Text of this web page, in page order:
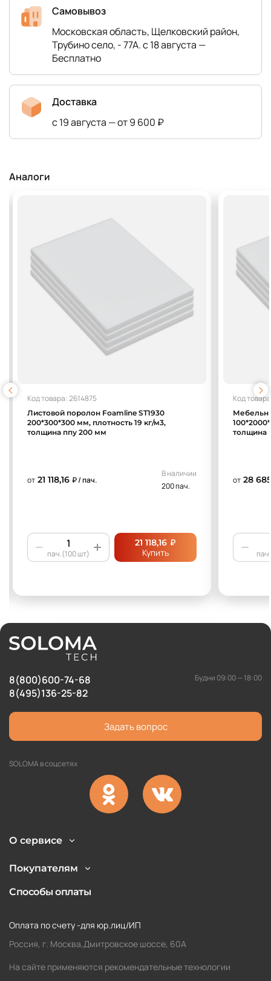
Самовывоз
Московская область, Щелковский район,
Трубино село, - 77А. с 18 августа —
Бесплатно
Доставка
с 19 августа — от 9 600 ₽
Аналоги
Код товара: 2614875
Листовой поролон Foamline ST1930
200*300*300 мм, плотность 19 кг/м3,
толщина ппу 200 мм
от 21 118,16 ₽ / пач.
В наличии
200 пач.
пач.(100 шт)
21 118,16 ₽
Купить
Код
толщина
от 28
8(800)600-74-68
8(495)136-25-82
Будни 09:00 — 18:00
Задать вопрос
SOLOMA в соцсетях
О сервисе
Покупателям
Способы оплаты
Оплата по счету -для юр.лиц/ИП
Россия, г. Москва,Дмитровское шоссе, 60А
На сайте применяются рекомендательные технологии